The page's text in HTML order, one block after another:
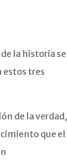
la historia se
estos tres
de la verdad,
que el